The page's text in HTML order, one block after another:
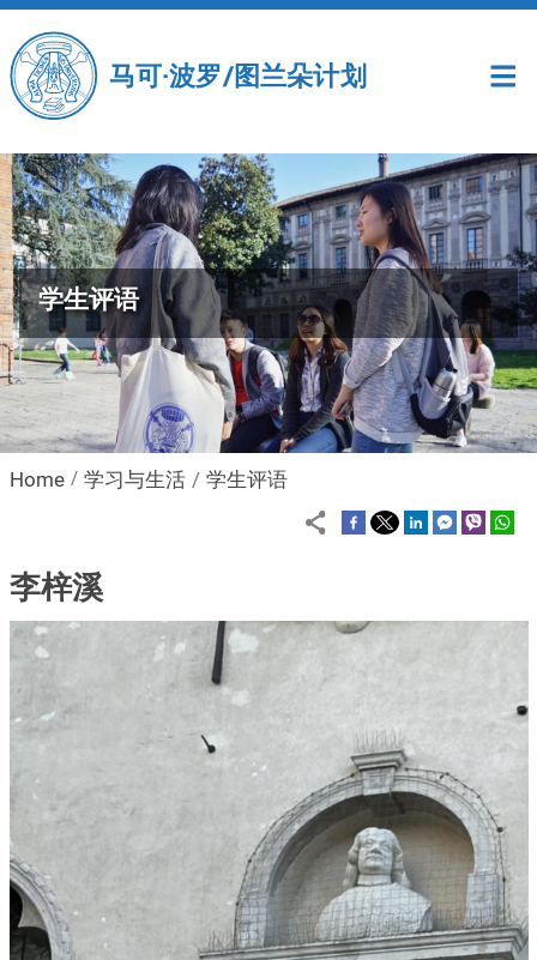
Salta al contenuto principale
马可·波罗/图兰朵计划
学生评语
Home 学习与生活 学生评语
李梓溪
Immagine